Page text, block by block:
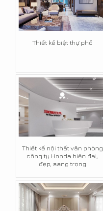
Thiết kế biệt thự phố
Thiết kế nội thất văn phòng
công ty Honda hiện đại,
đẹp, sang trọng